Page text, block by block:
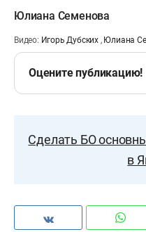
Юлиана Семенова
Видео: Игорь Дубских , Юлиана
Оцените публикацию!
Сделать БО
в